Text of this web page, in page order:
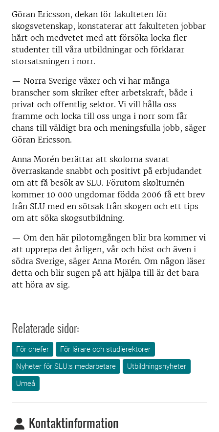
Göran Ericsson, dekan för fakulteten för
skogsvetenskap, konstaterar att fakulteten jobbar
hårt och medvetet med att försöka locka fler
studenter till våra utbildningar och förklarar
storsatsningen i norr.
— Norra Sverige växer och vi har många
branscher som skriker efter arbetskraft, både i
privat och offentlig sektor. Vi vill hålla oss
framme och locka till oss unga i norr som får
chans till väldigt bra och meningsfulla jobb, säger
Göran Ericsson.
Anna Morén berättar att skolorna svarat
överraskande snabbt och positivt på erbjudandet
om att få besök av SLU. Förutom skolturnén
kommer 10 000 ungdomar födda 2006 få ett brev
från SLU med en sötsak från skogen och ett tips
om att söka skogsutbildning.
— Om den här pilotomgången blir bra kommer vi
att upprepa det årligen, vår och höst och även i
södra Sverige, säger Anna Morén. Om någon läser
detta och blir sugen på att hjälpa till är det bara
att höra av sig.
Relaterade sidor:
För chefer
För lärare och studierektorer
Nyheter för SLU:s medarbetare
Utbildningsnyheter
Umeå
Kontaktinformation